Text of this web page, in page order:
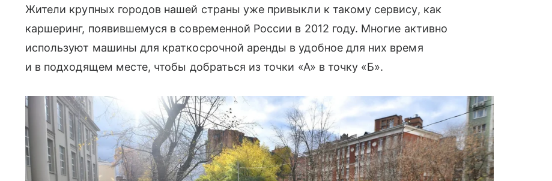
Жители крупных городов нашей страны уже привыкли к такому сервису, как
каршеринг, появившемуся в современной России в 2012 году. Многие активно
используют машины для краткосрочной аренды в удобное для них время
и в подходящем месте, чтобы добраться из точки «А» в точку «Б».